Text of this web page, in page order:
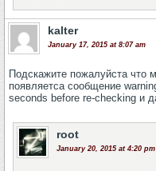
kalter
January 17, 2015 at 8:07 am
Подскажите пожалуйста что
появляетса сообщение
seconds before re-checking и
root
January 20, 2015 at 4:20 pm